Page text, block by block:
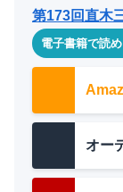
第173回直木
電子書籍で読
オー